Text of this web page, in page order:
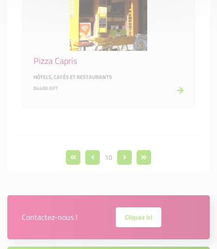
Pizza Capris
HÔTELS, CAFÉS ET RESTAURANTS
84400 APT
10
Contactez-nous ! Cliquez ici